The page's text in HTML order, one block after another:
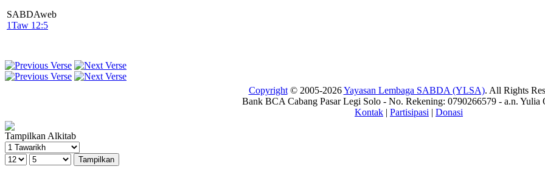
SABDAweb
1Taw 12:5
Copyright© 2005-2026Yayasan Lembaga SABDA (YLSA). All Rights
Bank BCA Cabang Pasar Legi Solo - No. Rekening: 0790266579 - a.n. Yulia
Kontak | Partisipasi | Donasi
Tampilkan Alkitab